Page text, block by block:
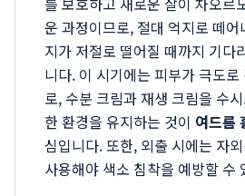
운 과정이므로, 절대 억지로 떼
지가 저절로 떨어질 때까지 기다
니다. 이 시기에는 피부가 극도
로, 수분 크림과 재생 크림을 수
한 환경을 유지하는 것이 여드름
심입니다. 또한, 외출 시에는 자
사용해야 색소 침착을 예방할 수